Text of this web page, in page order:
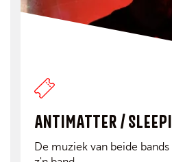
ANTIMATTER /
De muziek van beide